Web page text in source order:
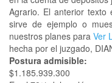
Agrario. El anterior
sirve de ejemplo o
nuestros planes para Ver
hecha por el juzgado,
Postura admisible:
$1.185.939.300